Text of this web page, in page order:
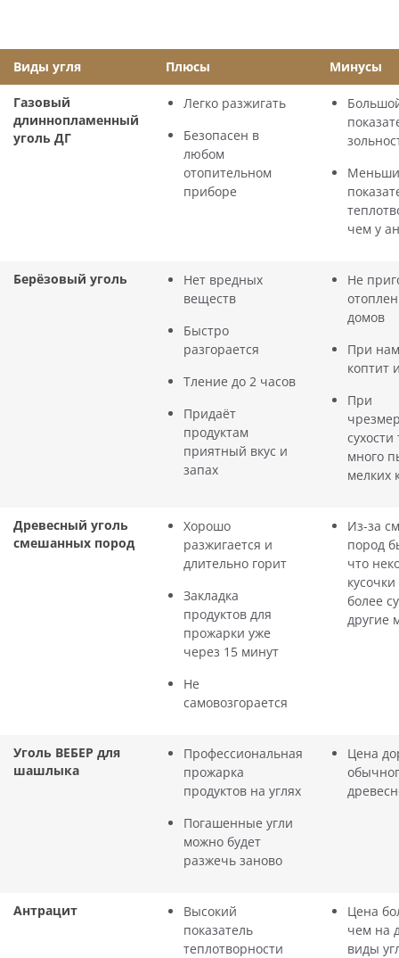
Виды угля Плюсы Минусы
Газовый
длиннопламенный
уголь ДГ
Легко разжигать
Безопасен в
любом
отопительном
приборе
чем у
Берёзовый уголь
Нет вредных
веществ
Быстро
разгорается
Тление до 2 часов
Придаёт
продуктам
приятный вкус и
запах
Не
домов
При
коптит
При
сухости
много
мелких
Древесный уголь
смешанных пород
Хорошо
разжигается и
длительно горит
Закладка
продуктов для
прожарки уже
через 15 минут
Не
самовозгорается
Из-за
пород
что
кусочки
более
другие
Уголь ВЕБЕР для
шашлыка
Профессиональная
прожарка
продуктов на углях
Погашенные угли
можно будет
разжечь заново
Цена
Антрацит
Высокий
показатель
теплотворности
Цена
чем на
виды